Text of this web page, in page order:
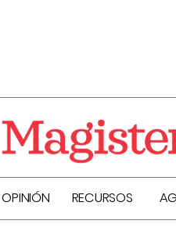
OPINIÓN RECURSOS